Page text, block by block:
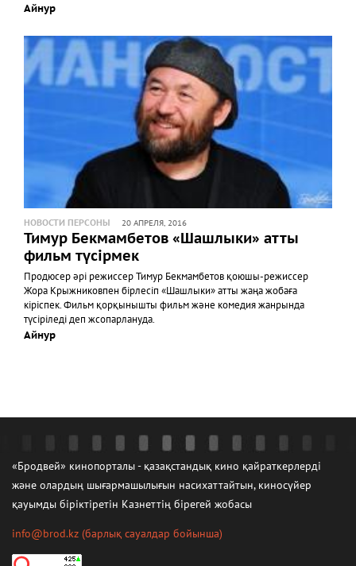
Айнур
НОВОСТИ ПЕРСОНЫ 20 АПРЕЛЯ, 2016
Тимур Бекмамбетов «Шашлыки» атты
фильм түсірмек
Продюсер әрі режиссер Тимур Бекмамбетов қоюшы-режиссер
Жора Крыжниковпен бірлесіп «Шашлыки» атты жаңа жобаға
кіріспек. Фильм қорқынышты фильм және комедия жанрында
түсіріледі деп жсопарлануда.
Айнур
«Бродвей» кинопорталы - қазақстандық кино қайраткерлерді
және олардың шығармашылығын насихаттайтын, киносүйер
қауымды біріктіретін Казнеттің бірегей жобасы
info@brod.kz (барлық сауалдар бойынша)